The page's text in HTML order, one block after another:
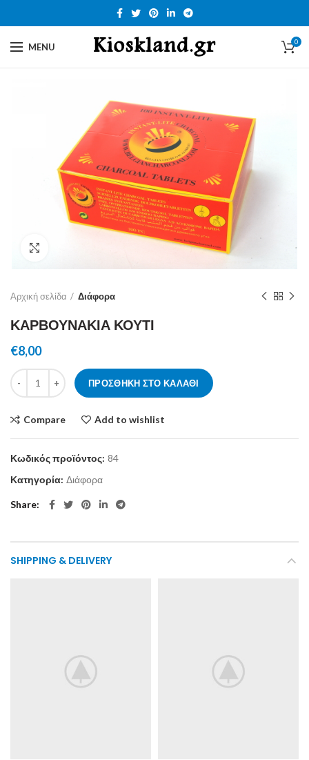
MENU 0
Αρχική σελίδα Διάφορα
ΚΑΡΒΟΥΝΑΚΙΑ ΚΟΥΤΙ
€8,00
ΚΑΡΒΟΥΝΑΚΙΑ ΚΟΥΤΙ ποσότητα
ΠΡΟΣΘΉΚΗ ΣΤΟ ΚΑΛΆΘΙ
Compare Add to wishlist
Κωδικός προϊόντος: 84
Κατηγορία: Διάφορα
Share
SHIPPING & DELIVERY